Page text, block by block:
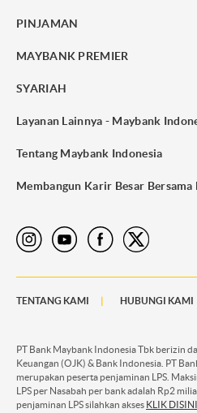
PINJAMAN
MAYBANK PREMIER
SYARIAH
Layanan Lainnya - Maybank
Tentang Maybank Indonesia
Membangun Karir Besar
TENTANG KAMI HUBUNGI KAMI
PT Bank Maybank Indonesia Tbk berizin
Keuangan (OJK) & Bank Indonesia. PT
merupakan peserta penjaminan LPS.
LPS per Nasabah per bank adalah Rp2
penjaminan LPS silahkan akses KLIK DISINI